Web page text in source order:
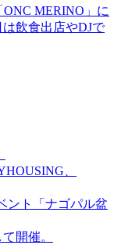
MERINO」に
は飲食出店やDJで
、
ント「ナゴパル盆
開催。